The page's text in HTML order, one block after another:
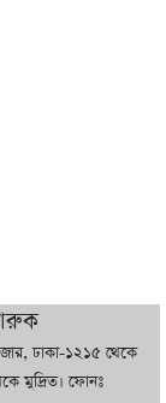
‘এত দাম তো
ঢাকা-১২১৫ থেকে
মুদ্রিত। ফোনঃ